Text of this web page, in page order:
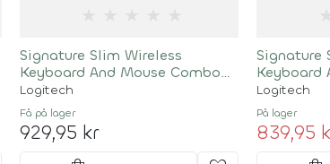
Signature Slim Wireless
Keyboard And Mouse Combo
Mk950 Off-White Nordic
Logitech
Få på lager
929,95 kr
Signature
Keyboard
Mk950
Logitech
På lager
839,95